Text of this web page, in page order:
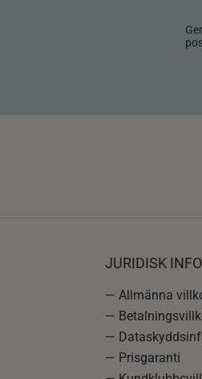
JURIDISK
— Allmänna
—
—
— Prisgaranti